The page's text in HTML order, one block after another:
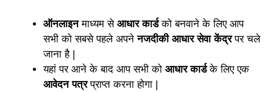
ऑनलाइनमाध्यम से आधार कार्डको बनवाने के लिए आप
सभी को सबसे पहले अपनेनजदीकी आधार सेवा केंद्रपर चले
जाना है |
यहां पर आने के बाद आप सभी को आधार कार्डके लिए एक
आवेदन पत्रप्राप्त करना होगा |